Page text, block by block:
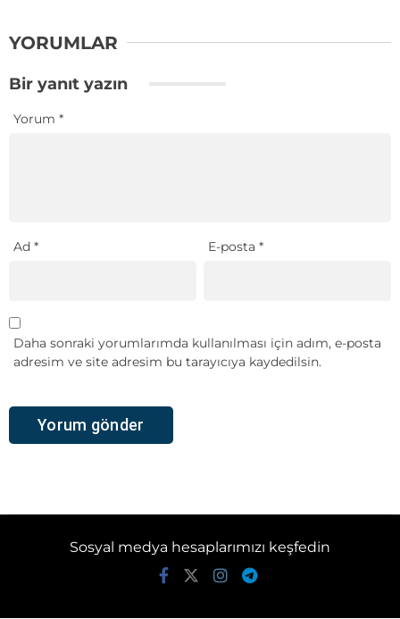
YORUMLAR
Bir yanıt yazın
Yorum *
Ad * E-posta*
Daha sonraki yorumlarımda kullanılması için adım, e-posta
adresim ve site adresim bu tarayıcıya kaydedilsin.
Sosyal medya hesaplarımızı keşfedin